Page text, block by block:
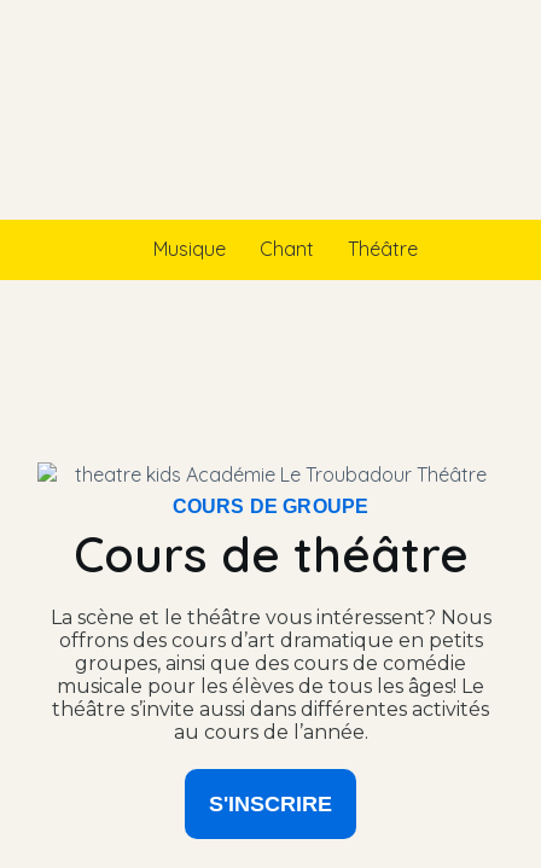
Musique Chant Théâtre
COURS DE GROUPE
Cours de théâtre
La scène et le théâtre vous intéressent? Nous
offrons des cours d’art dramatique en petits
groupes, ainsi que des cours de comédie
musicale pour les élèves de tous les âges! Le
théâtre s’invite aussi dans différentes activités
au cours de l’année.
S'INSCRIRE